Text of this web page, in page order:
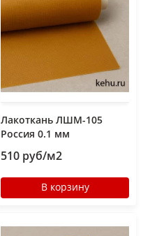
Лакоткань ЛШМ-105
Россия 0.1 мм
510 руб/м2
В корзину